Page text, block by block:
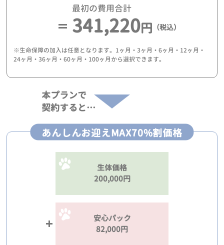
最初の費用合計
341,220円 （税込）
※生命保障の加入は任意となります。1ヶ月・3ヶ月・6ヶ月・12ヶ月・
24ヶ月・36ヶ月・60ヶ月・100ヶ月から選択できます。
本プランで
契約すると…
あんしんお迎えMAX70%割価格
生体価格
200,000円
安心パック
82,000円